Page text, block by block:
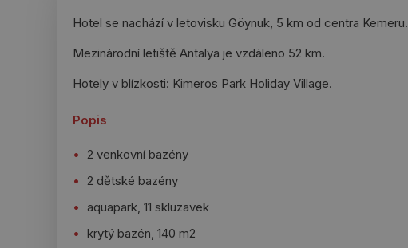
Hotel se nachází v letovisku Göynuk, 5 km od centra Kemeru.
Mezinárodní letiště Antalya je vzdáleno 52 km.
Hotely v blízkosti: Kimeros Park Holiday Village.
Popis
2 venkovní bazény
2 dětské bazény
aquapark, 11 skluzavek
krytý bazén, 140 m2